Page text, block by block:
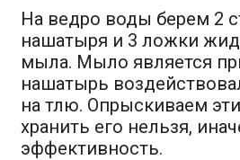
На ведро воды берем 2
нашатыря и 3 ложки
мыла. Мыло является
нашатырь
на тлю. Опрыскиваем
хранить его нельзя,
эффективность.